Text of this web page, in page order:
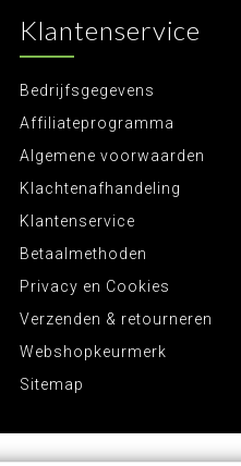
Klantenservice
Bedrijfsgegevens
Affiliateprogramma
Algemene voorwaarden
Klachtenafhandeling
Klantenservice
Betaalmethoden
Privacy en Cookies
Verzenden & retourneren
Webshopkeurmerk
Sitemap